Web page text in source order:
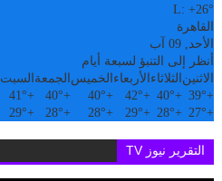
L:+26°
القاهرة
الأحد, 09 آب
أنظر إلى التنبؤ لسبعة أيام
الاثنين الثلاثاء الأربعاء الخميس الجمعة السبت
+
39°
+
40°
+
42°
+
40°
+
40°
+
41°
+
27°
+
28°
+
29°
+
28°
+
28°
+
29°
التقرير نيوز TV